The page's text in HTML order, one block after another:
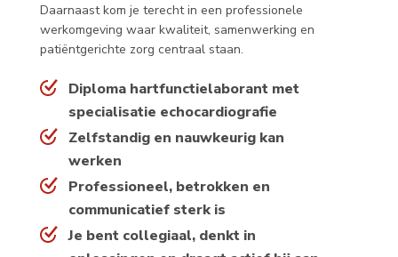
Daarnaast kom je terecht in een professionele
werkomgeving waar kwaliteit, samenwerking en
patiëntgerichte zorg centraal staan.
Diploma hartfunctielaborant met
specialisatie echocardiografie
Zelfstandig en nauwkeurig kan
werken
Professioneel, betrokken en
communicatief sterk is
Je bent collegiaal, denkt in